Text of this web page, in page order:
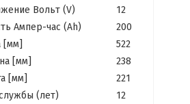
идеально для Котла,
ИБП, Панелей
Вольт (V)
12
Ампер-час (Ah)
200
[мм]
522
[мм]
238
[мм]
221
(лет)
12